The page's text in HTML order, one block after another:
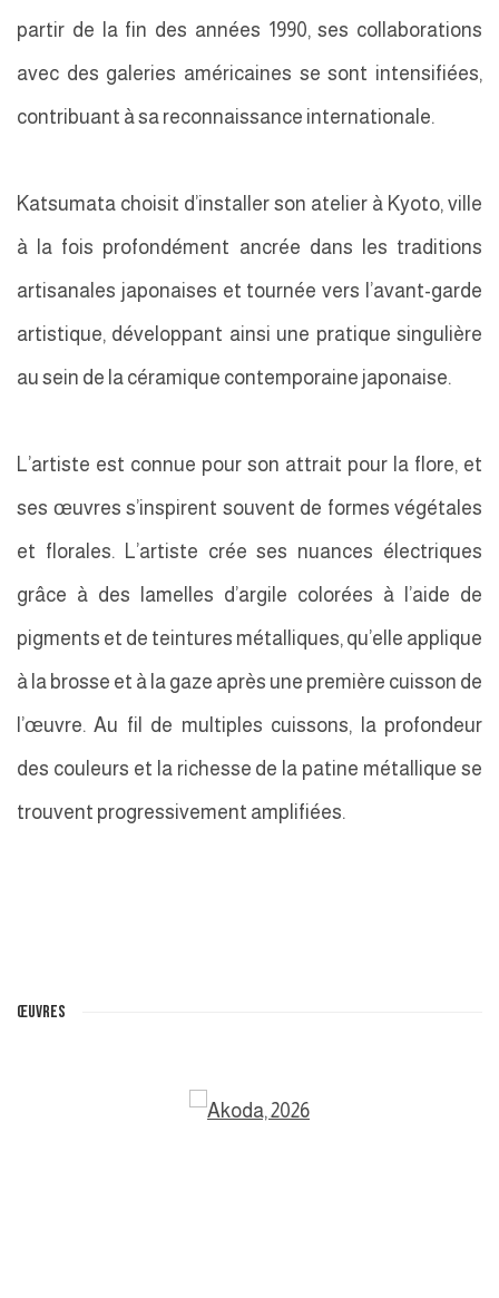
partir de la fin des années 1990, ses collaborations
avec des galeries américaines se sont intensifiées,
contribuant à sa reconnaissance internationale.
Katsumata choisit d’installer son atelier à Kyoto, ville
à la fois profondément ancrée dans les traditions
artisanales japonaises et tournée vers l’avant-garde
artistique, développant ainsi une pratique singulière
au sein de la céramique contemporaine japonaise.
L’artiste est connue pour son attrait pour la flore, et
ses œuvres s’inspirent souvent de formes végétales
et florales. L’artiste crée ses nuances électriques
grâce à des lamelles d’argile colorées à l’aide de
pigments et de teintures métalliques, qu’elle applique
à la brosse et à la gaze après une première cuisson de
l’œuvre. Au fil de multiples cuissons, la profondeur
des couleurs et la richesse de la patine métallique se
trouvent progressivement amplifiées.
ŒUVRES